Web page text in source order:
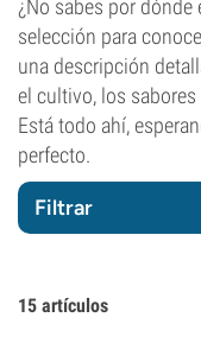
¿No sabes por
selección para
una descripción
el cultivo, los
Está todo ahí,
perfecto.
Filtrar
15 artículos